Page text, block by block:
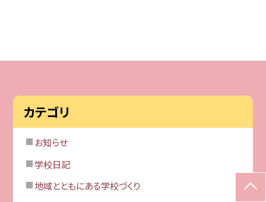
カテゴリ
お知らせ
学校日記
地域とともにある学校づくり